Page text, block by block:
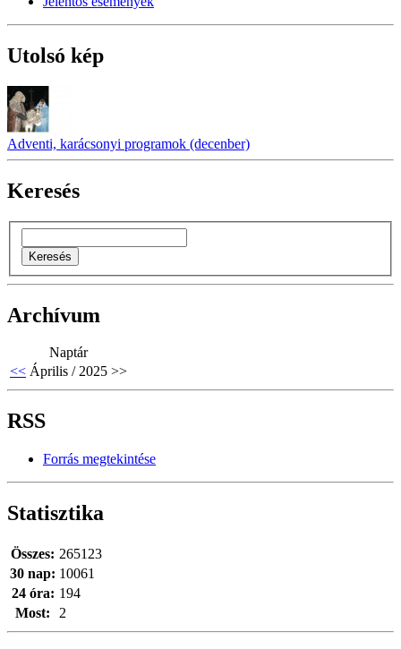
Utolsó kép
Adventi, karácsonyi programok (decenber)
Keresés
Archívum
Naptár
<< Április / 2025 >>
RSS
Forrás megtekintése
Statisztika
Most: 2
Összes: 265123
30 nap: 10061
24 óra: 194